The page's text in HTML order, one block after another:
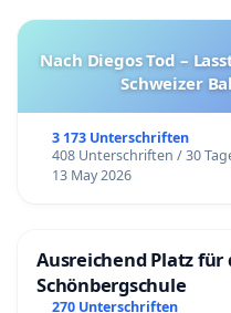
Nach Diegos Tod –
Schweizer
3 173 Unterschriften
408 Unterschriften / 30
13 May 2026
Ausreichend Platz für
Schönbergschule
270 Unterschriften